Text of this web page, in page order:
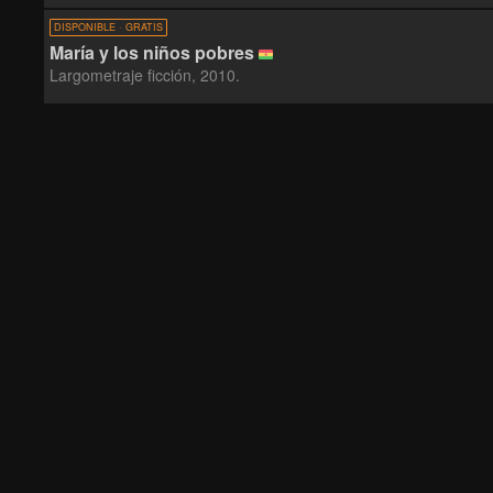
DISPONIBLE · GRATIS
María y los niños pobres
Largometraje ficción, 2010.